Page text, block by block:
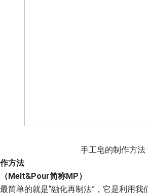
手工皂的制作方法
方法
Melt&Pour简称MP）
简单的就是“融化再制法”，它是利用